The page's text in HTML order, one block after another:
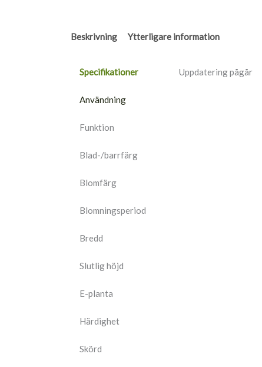
Beskrivning Ytterligare information
Specifikationer Uppdatering pågår
Användning
Funktion
Blad-/barrfärg
Blomfärg
Blomningsperiod
Bredd
Slutlig höjd
E-planta
Härdighet
Skörd